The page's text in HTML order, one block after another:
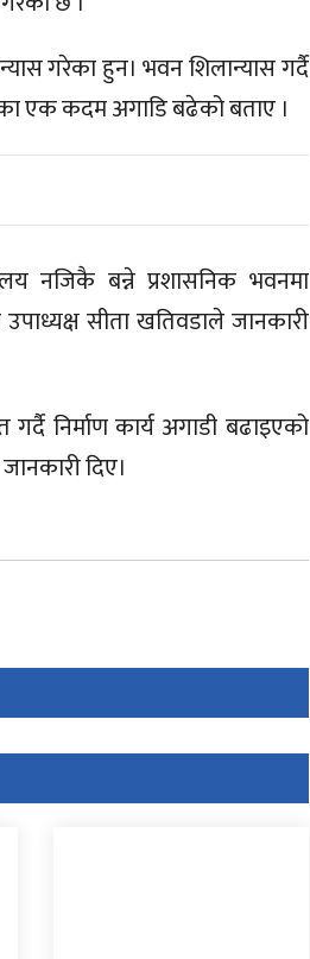
गरेका हुन। भवन शिलान्यास गर्दै
एक कदम अगाडि बढेको बताए ।
नजिकै बन्ने प्रशासनिक भवनमा
सीता खतिवडाले जानकारी
निर्माण कार्य अगाडी बढाइएको
दिए।